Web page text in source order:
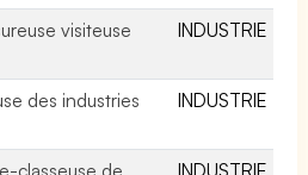
visiteuse
INDUSTRIE
des industries
INDUSTRIE
classeuse de
INDUSTRIE